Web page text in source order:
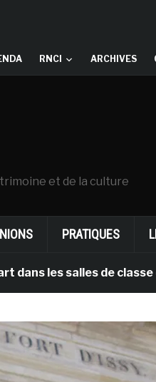
RNCI ARCHIVES
et de la culture
PRATIQUES
salles de classe des